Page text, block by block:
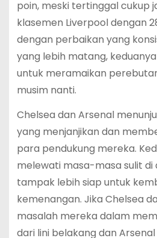
poin, meski tertinggal cukup
klasemen Liverpool dengan
dengan perbaikan yang
yang lebih matang,
untuk meramaikan
musim nanti.
Chelsea dan Arsenal
yang menjanjikan dan
para pendukung mereka.
melewati masa-masa sulit di
tampak lebih siap untuk
kemenangan. Jika Chelsea
masalah mereka dalam
dari lini belakang dan